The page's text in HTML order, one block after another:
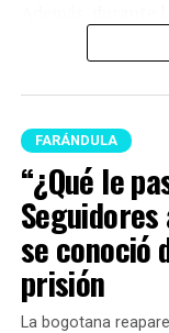
varios
poco, en las
empezó a tener
Lee también:
Seguidores
Epa Colombia
En este caso, el
recientemente
vida real, re veló
FARÁNDULA
“¿Qué le
se conoció
prisión
La bogotana